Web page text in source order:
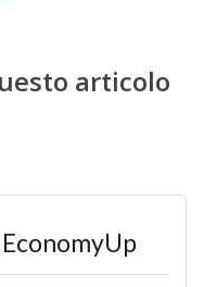
articolo